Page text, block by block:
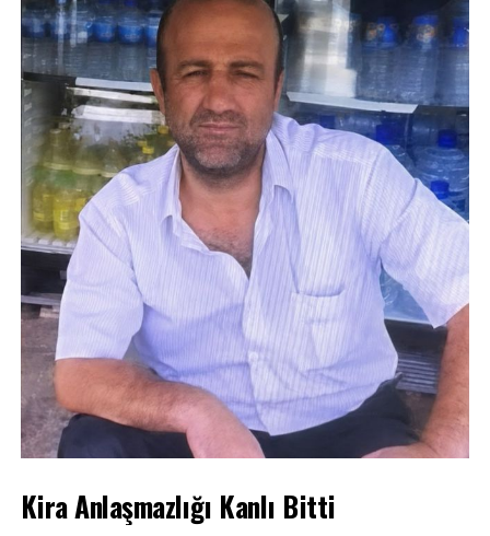
Kira Anlaşmazlığı Kanlı Bitti